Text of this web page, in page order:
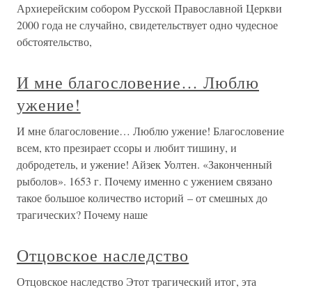
Архиерейским собором Русской Православной Церкви
2000 года не случайно, свидетельствует одно чудесное
обстоятельство,
И мне благословение… Люблю
ужение!
И мне благословение… Люблю ужение! Благословение
всем, кто презирает ссоры и любит тишину, и
добродетель, и ужение! Айзек Уолтен. «Законченный
рыболов». 1653 г. Почему именно с ужением связано
такое большое количество историй – от смешных до
трагических? Почему наше
Отцовское наследство
Отцовское наследство Этот трагический итог, эта